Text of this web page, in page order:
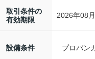
取引条件の
有効期限
2026年08
設備条件 プロパン